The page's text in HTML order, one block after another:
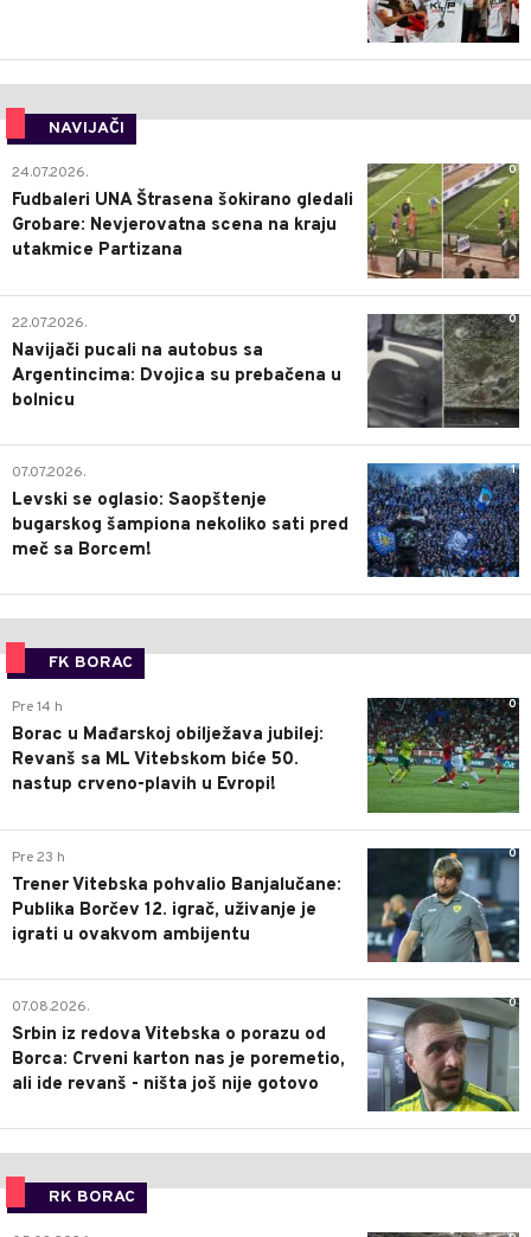
NAVIJAČI
0
24.07.2026.
Fudbaleri UNA Štrasena šokirano gledali
Grobare: Nevjerovatna scena na kraju
utakmice Partizana
0
22.07.2026.
Navijači pucali na autobus sa
Argentincima: Dvojica su prebačena u
bolnicu
1
07.07.2026.
Levski se oglasio: Saopštenje
bugarskog šampiona nekoliko sati pred
meč sa Borcem!
FK BORAC
0
Pre 14 h
Borac u Mađarskoj obilježava jubilej:
Revanš sa ML Vitebskom biće 50.
nastup crveno-plavih u Evropi!
0
Pre 23 h
Trener Vitebska pohvalio Banjalučane:
Publika Borčev 12. igrač, uživanje je
igrati u ovakvom ambijentu
0
07.08.2026.
Srbin iz redova Vitebska o porazu od
Borca: Crveni karton nas je poremetio,
ali ide revanš - ništa još nije gotovo
RK BORAC